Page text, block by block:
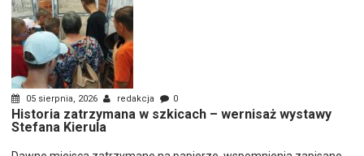
05 sierpnia, 2026 redakcja 0
Historia zatrzymana w szkicach – wernisaż wystawy
Stefana Kierula